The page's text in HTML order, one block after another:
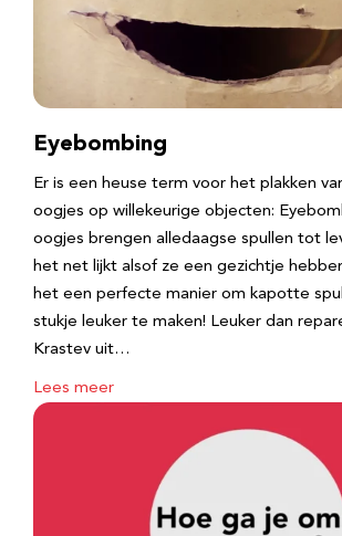
Eyebombing
Er is een heuse term voor het plakken
oogjes op willekeurige objecten:
oogjes brengen alledaagse spullen tot
het net lijkt alsof ze een gezichtje
het een perfecte manier om kapotte
stukje leuker te maken! Leuker dan
Krastev uit…
Lees meer